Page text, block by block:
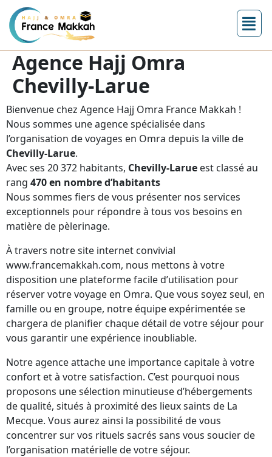
Agence Hajj Omra
Chevilly-Larue
Bienvenue chez Agence Hajj Omra France Makkah !
Nous sommes une agence spécialisée dans
l’organisation de voyages en Omra depuis la ville de
Chevilly-Larue.
Avec ses 20 372 habitants, Chevilly-Larue est classé au
rang 470 en nombre d’habitants
Nous sommes fiers de vous présenter nos services
exceptionnels pour répondre à tous vos besoins en
matière de pèlerinage.
À travers notre site internet convivial
www.francemakkah.com, nous mettons à votre
disposition une plateforme facile d’utilisation pour
réserver votre voyage en Omra. Que vous soyez seul, en
famille ou en groupe, notre équipe expérimentée se
chargera de planifier chaque détail de votre séjour pour
vous garantir une expérience inoubliable.
Notre agence attache une importance capitale à votre
confort et à votre satisfaction. C’est pourquoi nous
proposons une sélection minutieuse d’hébergements
de qualité, situés à proximité des lieux saints de La
Mecque. Vous aurez ainsi la possibilité de vous
concentrer sur vos rituels sacrés sans vous soucier de
l’organisation matérielle de votre séjour.